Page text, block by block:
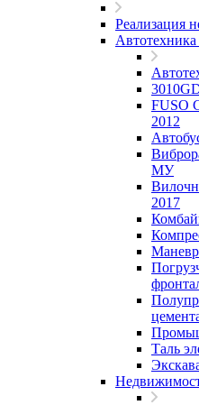
Реализация
Автотехника
FUSO
2012
МУ
2017
Таль